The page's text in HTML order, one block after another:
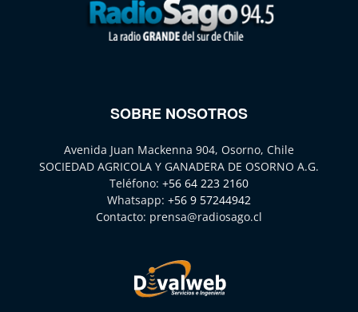
SOBRE NOSOTROS
Avenida Juan Mackenna 904, Osorno, Chile
SOCIEDAD AGRICOLA Y GANADERA DE OSORNO A.G.
Teléfono: +56 64 223 2160
Whatsapp: +56 9 57244942
Contacto: prensa@radiosago.cl